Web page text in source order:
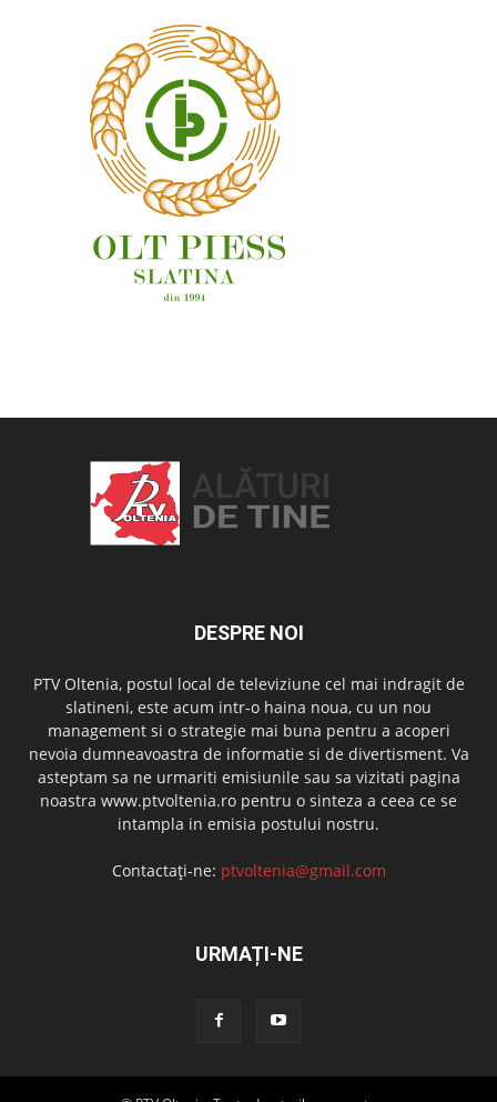
DESPRE NOI
PTV Oltenia, postul local de televiziune cel mai indragit de
slatineni, este acum intr-o haina noua, cu un nou
management si o strategie mai buna pentru a acoperi
nevoia dumneavoastra de informatie si de divertisment. Va
asteptam sa ne urmariti emisiunile sau sa vizitati pagina
noastra www.ptvoltenia.ro pentru o sinteza a ceea ce se
intampla in emisia postului nostru.
Contactați-ne: ptvoltenia@gmail.com
URMAȚI-NE